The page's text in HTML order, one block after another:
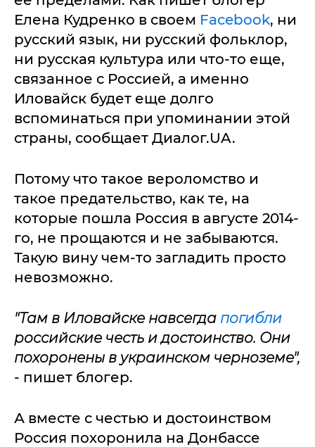
Елена Кудренко в своем Facebook, ни
русский язык, ни русский фольклор,
ни русская культура или что-то еще,
связанное с Россией, а именно
Иловайск будет еще долго
вспоминаться при упоминании этой
страны, сообщает Диалог.UA.
Потому что такое вероломство и
такое предательство, как те, на
которые пошла Россия в августе 2014-
го, не прощаются и не забываются.
Такую вину чем-то загладить просто
невозможно.
"Там в Иловайске навсегда погибли
российские честь и достоинство. Они
похоронены в украинском черноземе",
- пишет блогер.
А вместе с честью и достоинством
Россия похоронила на Донбассе